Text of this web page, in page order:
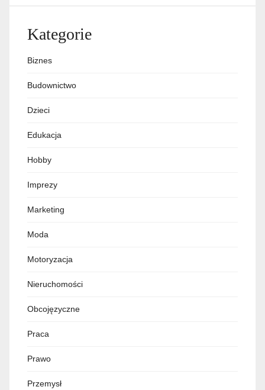
Kategorie
Biznes
Budownictwo
Dzieci
Edukacja
Hobby
Imprezy
Marketing
Moda
Motoryzacja
Nieruchomości
Obcojęzyczne
Praca
Prawo
Przemysł